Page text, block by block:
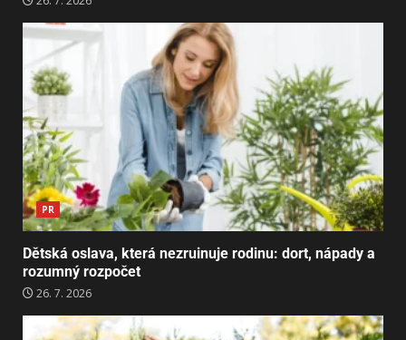
PR
Dětská oslava, která nezruinuje rodinu: dort, nápady a
rozumný rozpočet
26. 7. 2026